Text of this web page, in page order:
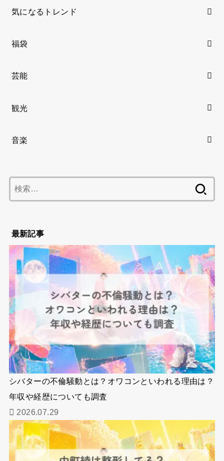
気になるトレンド
福袋
芸能
観光
音楽
索:
最新記事
シバターの不倫騒動とは？オワコンといわれる理由は？
年収や経歴についても調査
2026.07.29